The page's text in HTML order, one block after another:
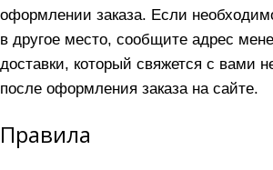
оформлении заказа. Если
в другое место, сообщите адрес
доставки, который свяжется с вами
после оформления заказа на сайте.
Правила